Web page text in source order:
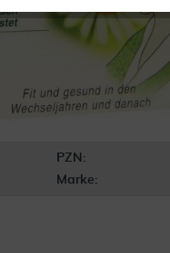
PZN:
Marke: